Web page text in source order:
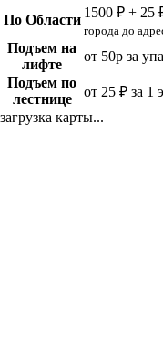
По Области 1500 ₽ + 25
города до
Подъем на
лифте
от 50р за
Подъем по
лестнице
от 25 ₽ за 1
загрузка карты...